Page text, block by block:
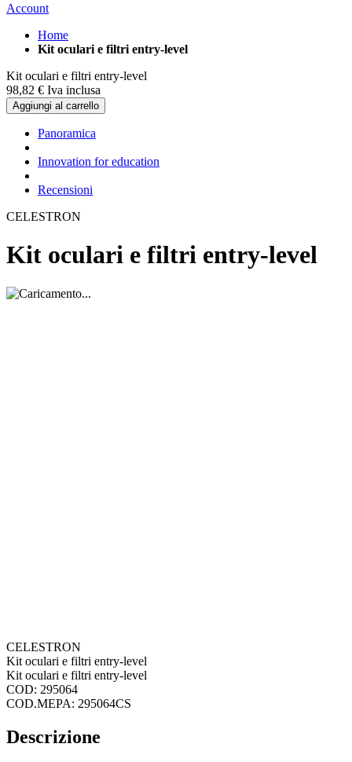
Account
Home
Kit oculari e filtri entry-level
Kit oculari e filtri entry-level
98,82 € Iva inclusa
Aggiungi al carrello
Panoramica
Innovation for education
Recensioni
CELESTRON
Kit oculari e filtri entry-level
CELESTRON
Kit oculari e filtri entry-level
Kit oculari e filtri entry-level
COD: 295064
COD.MEPA: 295064CS
Descrizione